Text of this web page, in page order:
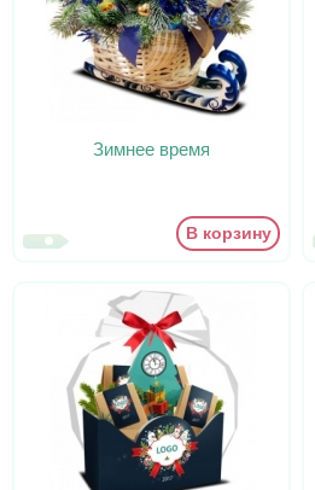
Зимнее время
В корзину